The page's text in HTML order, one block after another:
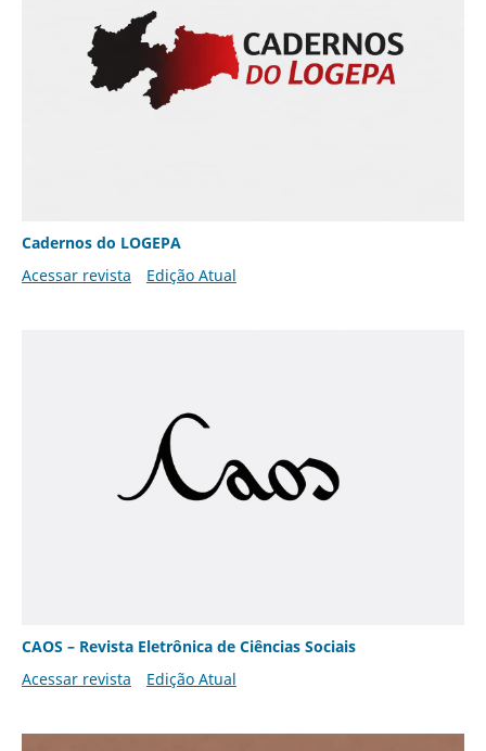
Cadernos do LOGEPA
Acessar revista
Edição Atual
CAOS – Revista Eletrônica de Ciências Sociais
Acessar revista
Edição Atual